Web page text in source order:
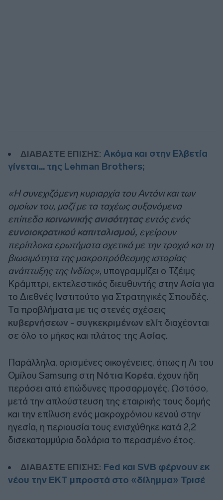
ΔΙΑΒΑΣΤΕ ΕΠΙΣΗΣ: Ακόμα και στην Ελβετία
γίνεται... της Lehman Brothers;
«Η συνεχιζόμενη κυριαρχία του Αντάνι και των
ομοίων του, μαζί με τα ταχέως αυξανόμενα
επίπεδακοινωνικής ανισότηταςεντός ενός
ευνοιοκρατικού καπιταλισμού, εγείρουν
περίπλοκα ερωτήματα σχετικά με την τροχιά και τη
βιωσιμότητα της μακροπρόθεσμης ιστορίας
ανάπτυξης της Ινδίας», υπογραμμίζει ο Τζέιμς
Κράμπτρι, εκτελεστικός διευθυντής στην Ασία για
το Διεθνές Ινστιτούτο για Στρατηγικές Σπουδές.
Τα προβλήματα με τις στενές σχέσεις
κυβερνήσεων - συγκεκριμένων ελίτ διαχέονται
σε όλο το μήκος και πλάτος της Ασίας.
Παράλληλα, ορισμένες οικογένειες, όπως η Λι του
Ομίλου Samsung στη Νότια Κορέα, έχουν ήδη
περάσει από επώδυνες προσαρμογές. Ωστόσο,
μετά την απλούστευση της εταιρικής τους δομής
και την επίλυση ενός μακροχρόνιου κενού στην
ηγεσία, η περιουσία τους ενισχύθηκε κατά 2,2
δισεκατομμύρια δολάρια το περασμένο έτος.
ΔΙΑΒΑΣΤΕ ΕΠΙΣΗΣ: Fed και SVB φέρνουν εκ
νέου την ΕΚΤ μπροστά στο «δίλημμα» Τρισέ